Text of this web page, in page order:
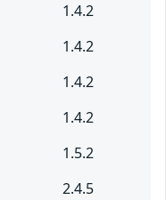
1.4.2
1.4.2
1.4.2
1.4.2
1.5.2
2.4.5